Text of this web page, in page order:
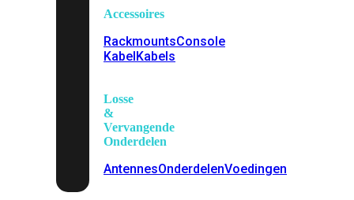
Accessoires
RackmountsConsole
KabelKabels
Losse
&
Vervangende
Onderdelen
AntennesOnderdelenVoedingen